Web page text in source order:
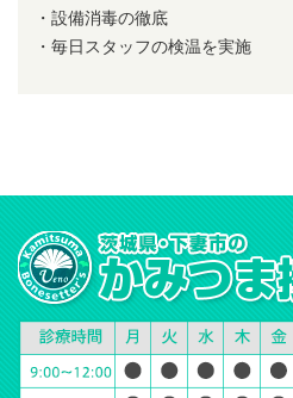
・設備消毒の徹底
・毎日スタッフの検温を実施